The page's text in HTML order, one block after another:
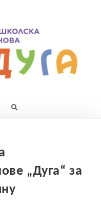
„Дуга“ за